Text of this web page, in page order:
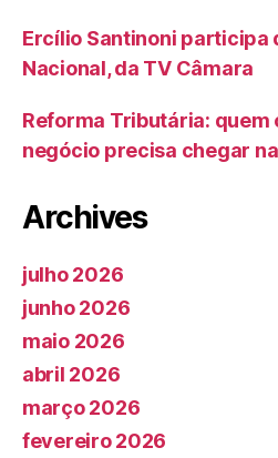
Ercílio Santinoni participa
Nacional, da TV Câmara
Reforma Tributária: quem
negócio precisa chegar
Archives
julho 2026
junho 2026
maio 2026
abril 2026
março 2026
fevereiro 2026